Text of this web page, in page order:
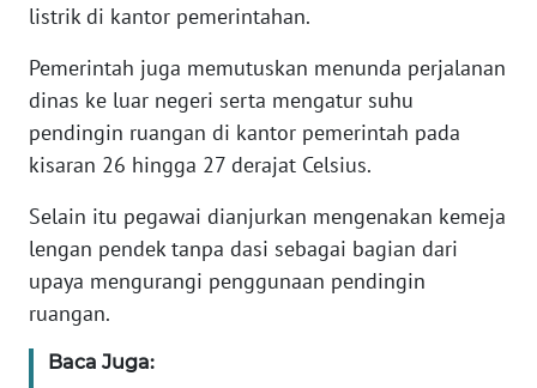
listrik di kantor pemerintahan.
Pemerintah juga memutuskan menunda perjalanan
dinas ke luar negeri serta mengatur suhu
pendingin ruangan di kantor pemerintah pada
kisaran 26 hingga 27 derajat Celsius.
Selain itu pegawai dianjurkan mengenakan kemeja
lengan pendek tanpa dasi sebagai bagian dari
upaya mengurangi penggunaan pendingin
ruangan.
Baca Juga:
DISCLAIMER
Wahana
Regional
SUMUT
WN
JAKARTA